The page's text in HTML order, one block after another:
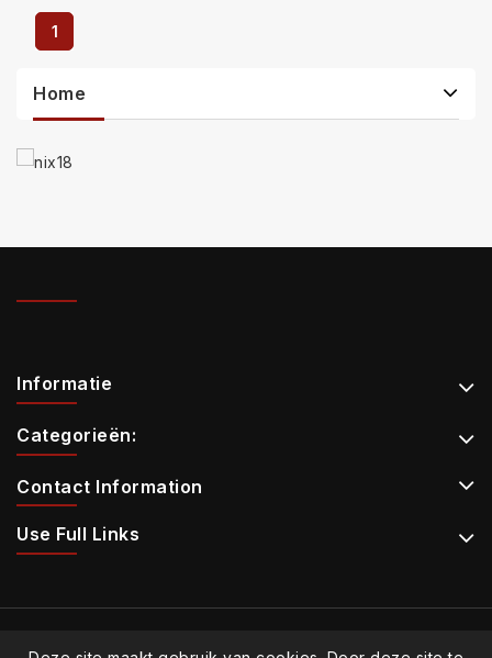
1
Home
Informatie
Categorieën:
Contact Information
Use Full Links